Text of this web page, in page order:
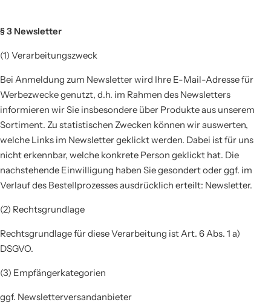
§ 3 Newsletter
(1) Verarbeitungszweck
Bei Anmeldung zum Newsletter wird Ihre E-Mail-Adresse für
Werbezwecke genutzt, d.h. im Rahmen des Newsletters
informieren wir Sie insbesondere über Produkte aus unserem
Sortiment. Zu statistischen Zwecken können wir auswerten,
welche Links im Newsletter geklickt werden. Dabei ist für uns
nicht erkennbar, welche konkrete Person geklickt hat. Die
nachstehende Einwilligung haben Sie gesondert oder ggf. im
Verlauf des Bestellprozesses ausdrücklich erteilt: Newsletter.
(2) Rechtsgrundlage
Rechtsgrundlage für diese Verarbeitung ist Art. 6 Abs. 1 a)
DSGVO.
(3) Empfängerkategorien
ggf. Newsletterversandanbieter